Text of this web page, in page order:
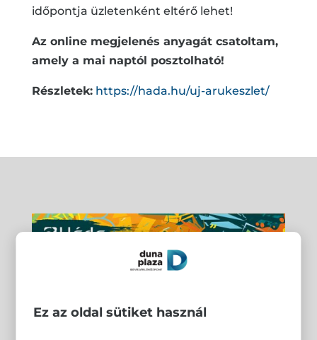
időpontja üzletenként eltérő lehet!
Az online megjelenés anyagát csatoltam,
amely a mai naptól posztolható!
Részletek: https://hada.hu/uj-arukeszlet/
Ez az oldal sütiket használ